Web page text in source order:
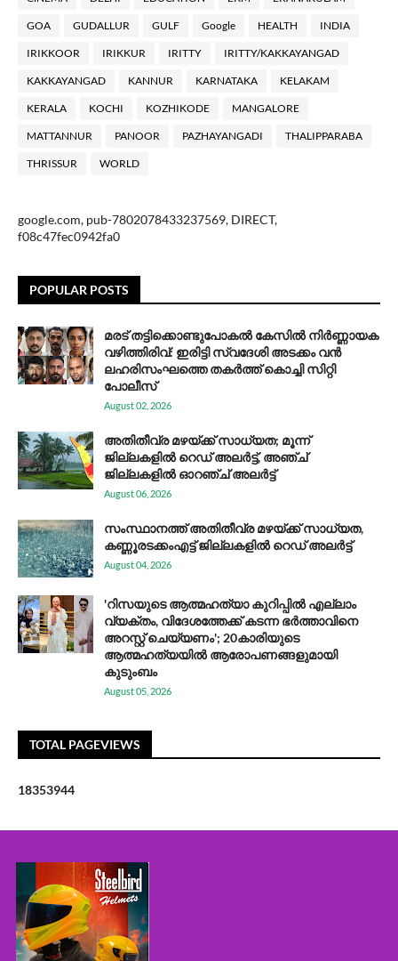
GOA GUDALLUR GULF Google HEALTH INDIA
IRIKKOOR IRIKKUR IRITTY IRITTY/KAKKAYANGAD
KAKKAYANGAD KANNUR KARNATAKA KELAKAM
KERALA KOCHI KOZHIKODE MANGALORE
MATTANNUR PANOOR PAZHAYANGADI THALIPPARABA
THRISSUR WORLD
google.com, pub-7802078433237569, DIRECT,
f08c47fec0942fa0
POPULAR POSTS
മരട് തട്ടിക്കൊണ്ടുപോകൽ കേസിൽ നിർണ്ണായക
വഴിത്തിരിവ്: ഇരിട്ടി സ്വദേശി അടക്കം വൻ
ലഹരിസംഘത്തെ തകർത്ത് കൊച്ചി സിറ്റി
പോലീസ്
August 02, 2026
അതിതീവ്ര മഴയ്ക്ക് സാധ്യത; മൂന്ന്
ജില്ലകളിൽ റെഡ് അലർട്ട്, അഞ്ച്
ജില്ലകളിൽ ഓറഞ്ച് അലർട്ട്
August 06, 2026
സം​സ്ഥാ​ന​ത്ത് അ​തി​തീ​വ്ര മ​ഴ​യ്ക്ക് സാ​ധ്യ​ത,
കണ്ണൂരടക്കംഎ​ട്ട് ജി​ല്ല​ക​ളി​ൽ റെ​ഡ് അ​ലർ​ട്ട്
August 04, 2026
'റിസയുടെ ആത്മഹത്യാ കുറിപ്പിൽ എല്ലാം
വ്യക്തം, വിദേശത്തേക്ക് കടന്ന ഭർത്താവിനെ
അറസ്റ്റ് ചെയ്യണം'; 20കാരിയുടെ
ആത്മഹത്യയിൽ ആരോപണങ്ങളുമായി
കുടുംബം
August 05, 2026
TOTAL PAGEVIEWS
18353944